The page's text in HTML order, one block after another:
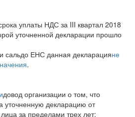
уплаты НДС за III квартал 2018
уточненной декларации прошло
сальдо ЕНС данная декларацияне
.
довод организации о том, что
уточненную декларацию от
за пределами трех лет;